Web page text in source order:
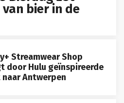
bier in de
Streamwear Shop
door Hulu geïnspireerde
naar Antwerpen